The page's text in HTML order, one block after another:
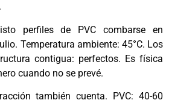
perfiles de PVC combarse en
Temperatura ambiente: 45°C. Los
contigua: perfectos. Es física
cuando no se prevé.
también cuenta. PVC: 40-60